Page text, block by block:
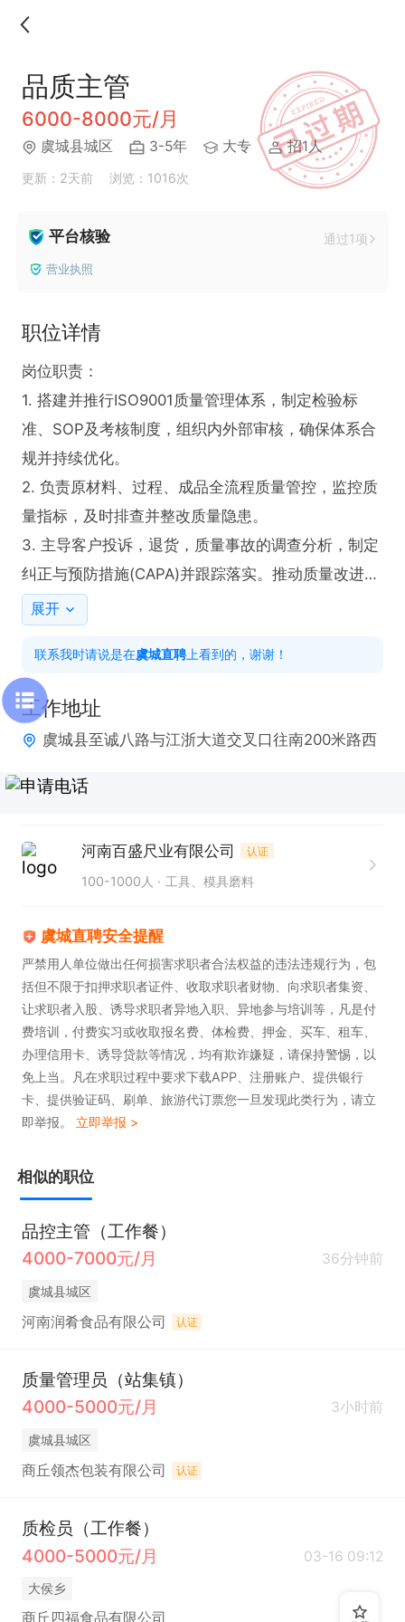
品质主管
6000-8000元/月
虞城县城区 3-5年 大专 招1人
更新：2天前 浏览：1016次
平台核验 通过1项
营业执照
职位详情
岗位职责：
1. 搭建并推行ISO9001质量管理体系，制定检验标
准、SOP及考核制度，组织内外部审核，确保体系合
规并持续优化。
2. 负责原材料、过程、成品全流程质量管控，监控质
量指标，及时排查并整改质量隐患。
3. 主导客户投诉，退货，质量事故的调查分析，制定
纠正与预防措施(CAPA)并跟踪落实。推动质量改进项
目(如QC小组活动，6Sigma)，联合生产，研发等部
4. 搭建品质团队架构，培训检验员，质量工程师等人
员，明确岗位职责与绩效考核标准。统筹质量检测设
备的校准，维护与管理，保障检验工作的准确性和高
效性。
5. 协同研发、采购、生产做好质量管控，确保产品符
1. 大专及以上学历，机械、电子、质量管理等相关专
*。
3. 熟悉检验流程与标准，具备供应商质量管理能力。
4. 风险意识强，善于跨部门沟通与问题解决，有领导
力、抗压性强，原则性强、细致严谨。
展开
联系我时请说是在虞城直聘 上看到的，谢谢！
工作地址
虞城县至诚八路与江浙大道交叉口往南200米路西
河南百盛尺业有限公司 认证
100-1000人 工具、模具磨料
虞城直聘安全提醒
严禁用人单位做出任何损害求职者合法权益的违法违规行为，包
括但不限于扣押求职者证件、收取求职者财物、向求职者集资、
让求职者入股、诱导求职者异地入职、异地参与培训等，凡是付
费培训，付费实习或收取报名费、体检费、押金、买车、租车、
办理信用卡、诱导贷款等情况，均有欺诈嫌疑，请保持警惕，以
免上当。凡在求职过程中要求下载APP、注册账户、提供银行
卡、提供验证码、刷单、旅游代订票您一旦发现此类行为，请立
即举报。 立即举报 >
相似的职位
品控主管（工作餐）
4000-7000元/月
36分钟前
虞城县城区
河南润肴食品有限公司 认证
质量管理员（站集镇）
4000-5000元/月
3小时前
虞城县城区
商丘领杰包装有限公司 认证
质检员（工作餐）
4000-5000元/月
03-16 09:12
大侯乡
商丘四福食品有限公司